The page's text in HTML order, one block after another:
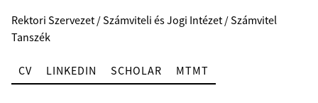
Rektori Szervezet / Számviteli és Jogi Intézet / Számvitel
Tanszék
CV LINKEDIN SCHOLAR MTMT